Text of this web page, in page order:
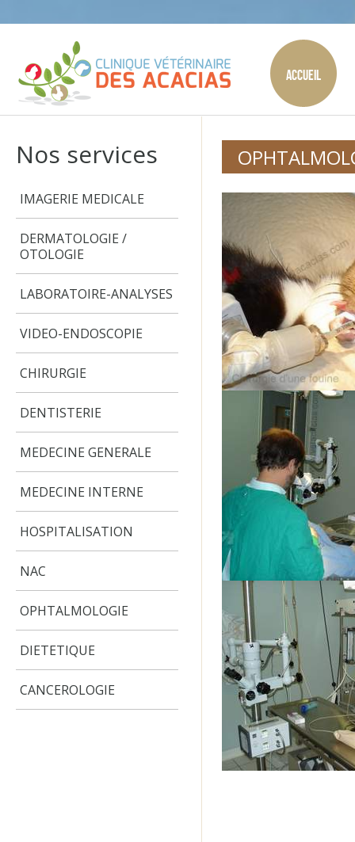
Accueil
Nos services
IMAGERIE MEDICALE
DERMATOLOGIE /
OTOLOGIE
LABORATOIRE-ANALYSES
VIDEO-ENDOSCOPIE
CHIRURGIE
DENTISTERIE
MEDECINE GENERALE
MEDECINE INTERNE
HOSPITALISATION
NAC
OPHTALMOLOGIE
DIETETIQUE
CANCEROLOGIE